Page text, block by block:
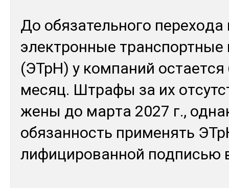
До обя­затель­но­го
элек­трон­ные
(ЭТрН) у ком­па­ний ос­тает­ся
ме­сяц. Штра­фы за их
жены до мар­та 2027 г.,
обя­зан­ность при­менять
лифи­циро­ван­ной под­писью